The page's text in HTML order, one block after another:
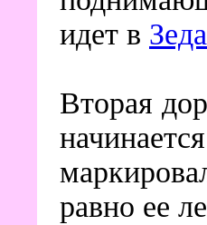
идет в
Вторая
равно ее